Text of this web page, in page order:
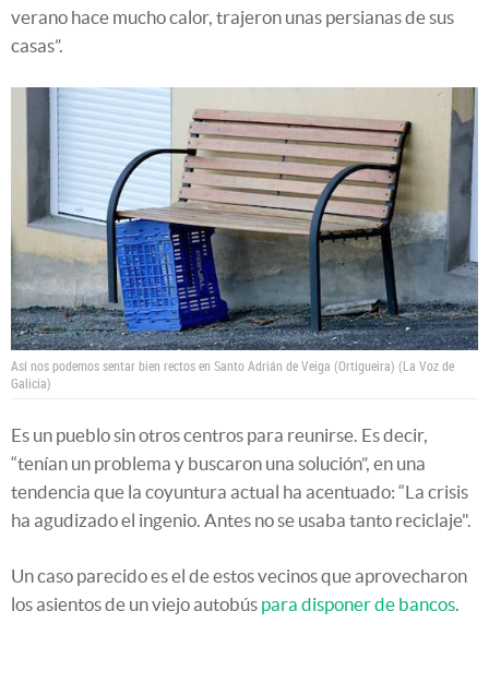
verano hace mucho calor, trajeron unas persianas de sus
casas”.
Así nos podemos sentar bien rectos en Santo Adrián de Veiga (Ortigueira) (La Voz de
Galicia)
Es un pueblo sin otros centros para reunirse. Es decir,
“tenían un problema y buscaron una solución”, en una
tendencia que la coyuntura actual ha acentuado: “La crisis
ha agudizado el ingenio. Antes no se usaba tanto reciclaje".
Un caso parecido es el de estos vecinos que aprovecharon
los asientos de un viejo autobús para disponer de bancos.